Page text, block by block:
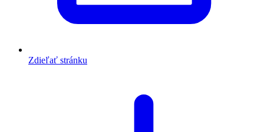
Zdieľať stránku